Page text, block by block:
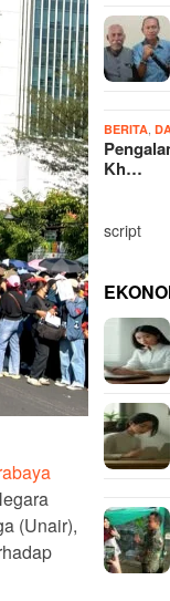
(Unair),
BERITA ,
Kh…
script